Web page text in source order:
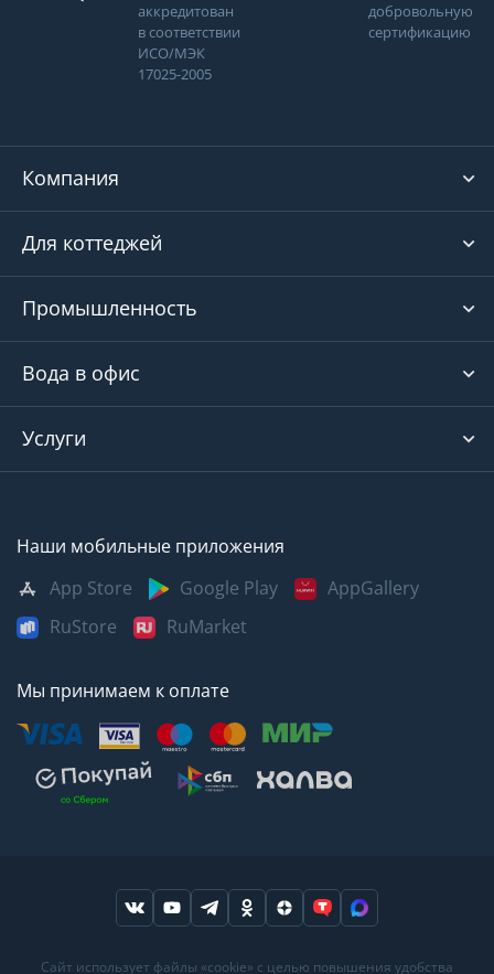
аккредитован
в соответствии
ИСО/МЭК
17025-2005
добровольную
сертификацию
Компания
Для коттеджей
Промышленность
Вода в офис
Услуги
Наши мобильные приложения
App Store
Google Play
AppGallery
RuStore
RuMarket
Мы принимаем к оплате
Сайт использует файлы «cookie» с целью повышения удобства